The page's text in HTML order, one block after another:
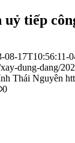
tiếp
08-17T10:56:11-
dung-dang/
Thái Nguyên
0